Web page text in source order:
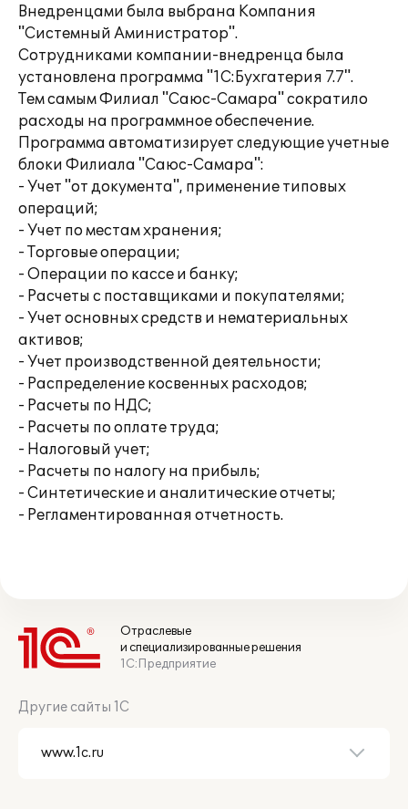
Внедренцами была выбрана Компания
"Системный Аминистратор".
Сотрудниками компании-внедренца была
установлена программа "1С:Бухгатерия 7.7".
Тем самым Филиал "Саюс-Самара" сократило
расходы на программное обеспечение.
Программа автоматизирует следующие учетные
блоки Филиала "Саюс-Самара":
- Учет "от документа", применение типовых
операций;
- Учет по местам хранения;
- Торговые операции;
- Операции по кассе и банку;
- Расчеты с поставщиками и покупателями;
- Учет основных средств и нематериальных
активов;
- Учет производственной деятельности;
- Распределение косвенных расходов;
- Расчеты по НДС;
- Расчеты по оплате труда;
- Налоговый учет;
- Расчеты по налогу на прибыль;
- Синтетические и аналитические отчеты;
- Регламентированная отчетность.
Отраслевые
и специализированные решения
1С:Предприятие
Другие сайты 1С